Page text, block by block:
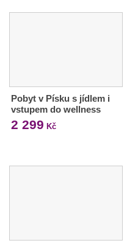
Pobyt v Písku s jídlem i
vstupem do wellness
2 299 Kč